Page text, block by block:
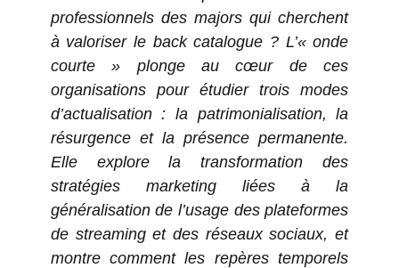
professionnels des majors qui cherchent
à valoriser le back catalogue ? L’« onde
courte » plonge au cœur de ces
organisations pour étudier trois modes
d’actualisation : la patrimonialisation, la
résurgence et la présence permanente.
Elle explore la transformation des
stratégies marketing liées à la
généralisation de l’usage des plateformes
de streaming et des réseaux sociaux, et
montre comment les repères temporels